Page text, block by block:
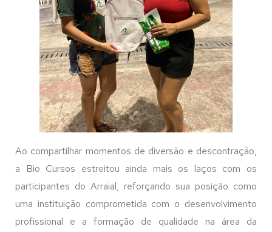
Ao compartilhar momentos de diversão e descontração,
a Bio Cursos estreitou ainda mais os laços com os
participantes do Arraial, reforçando sua posição como
uma instituição comprometida com o desenvolvimento
profissional e a formação de qualidade na área da